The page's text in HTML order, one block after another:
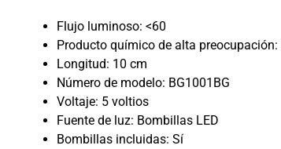
Flujo luminoso: <60
Producto químico de alta preocupación:
Longitud: 10 cm
Número de modelo: BG1001BG
Voltaje: 5 voltios
Fuente de luz: Bombillas LED
Bombillas incluidas: Sí